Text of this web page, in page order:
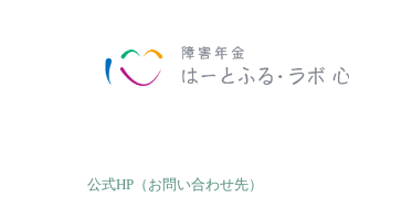
公式HP（お問い合わせ先）